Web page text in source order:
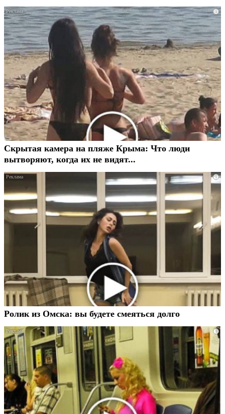
i
Скрытая камера на пляже Крыма: Что люди
вытворяют, когда их не видят...
i
Ролик из Омска: вы будете смеяться долго
i